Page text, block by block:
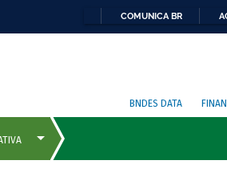
COMUNICA BR
BNDES DATA